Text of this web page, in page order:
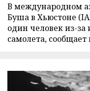
В международном
Буша в Хьюстоне
один человек из-
самолета,